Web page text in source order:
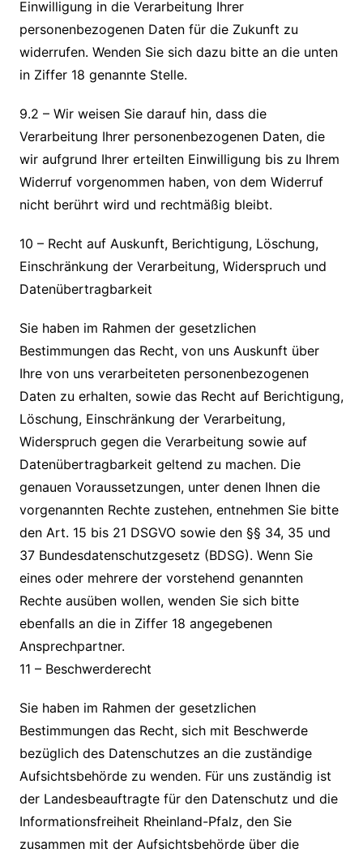
Einwilligung in die Verarbeitung Ihrer
personenbezogenen Daten für die Zukunft zu
widerrufen. Wenden Sie sich dazu bitte an die unten
in Ziffer 18 genannte Stelle.
9.2 – Wir weisen Sie darauf hin, dass die
Verarbeitung Ihrer personenbezogenen Daten, die
wir aufgrund Ihrer erteilten Einwilligung bis zu Ihrem
Widerruf vorgenommen haben, von dem Widerruf
nicht berührt wird und rechtmäßig bleibt.
10 – Recht auf Auskunft, Berichtigung, Löschung,
Einschränkung der Verarbeitung, Widerspruch und
Datenübertragbarkeit
Sie haben im Rahmen der gesetzlichen
Bestimmungen das Recht, von uns Auskunft über
Ihre von uns verarbeiteten personenbezogenen
Daten zu erhalten, sowie das Recht auf Berichtigung,
Löschung, Einschränkung der Verarbeitung,
Widerspruch gegen die Verarbeitung sowie auf
Datenübertragbarkeit geltend zu machen. Die
genauen Voraussetzungen, unter denen Ihnen die
vorgenannten Rechte zustehen, entnehmen Sie bitte
den Art. 15 bis 21 DSGVO sowie den §§ 34, 35 und
37 Bundesdatenschutzgesetz (BDSG). Wenn Sie
eines oder mehrere der vorstehend genannten
Rechte ausüben wollen, wenden Sie sich bitte
ebenfalls an die in Ziffer 18 angegebenen
Ansprechpartner.
11 – Beschwerderecht
Sie haben im Rahmen der gesetzlichen
Bestimmungen das Recht, sich mit Beschwerde
bezüglich des Datenschutzes an die zuständige
Aufsichtsbehörde zu wenden. Für uns zuständig ist
der Landesbeauftragte für den Datenschutz und die
Informationsfreiheit Rheinland-Pfalz, den Sie
zusammen mit der Aufsichtsbehörde über die